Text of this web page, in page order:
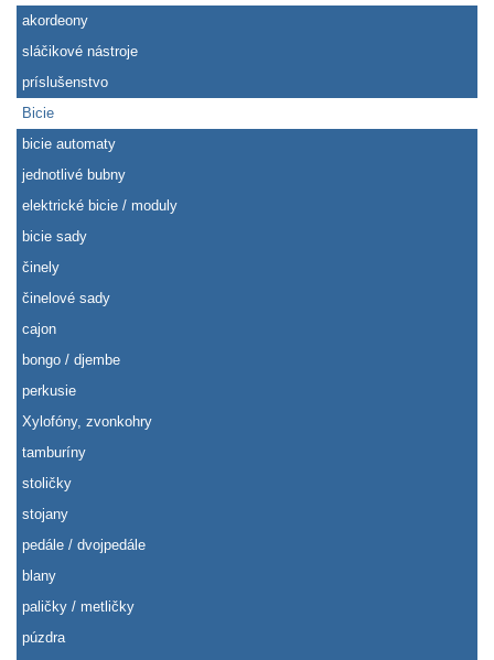
akordeony
sláčikové nástroje
príslušenstvo
Bicie
bicie automaty
jednotlivé bubny
elektrické bicie / moduly
bicie sady
činely
činelové sady
cajon
bongo / djembe
perkusie
Xylofóny, zvonkohry
tamburíny
stoličky
stojany
pedále / dvojpedále
blany
paličky / metličky
púzdra